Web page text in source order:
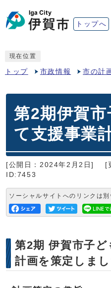
トップへ
現在位置
トップ 市政情報 市の計
第2期伊賀
て支援事業
[公開日：2024年2月2日]
[
ID:7453
ソーシャルサイトへのリンクは
第2期 伊賀市子
計画を策定しまし